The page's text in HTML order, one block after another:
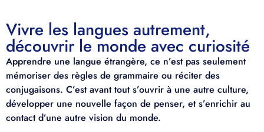
Vivre les langues autrement,
découvrir le monde avec curiosité
Apprendre une langue étrangère, ce n’est pas seulement
mémoriser des règles de grammaire ou réciter des
conjugaisons. C’est avant tout s’ouvrir à une autre culture,
développer une nouvelle façon de penser, et s’enrichir au
contact d’une autre vision du monde.